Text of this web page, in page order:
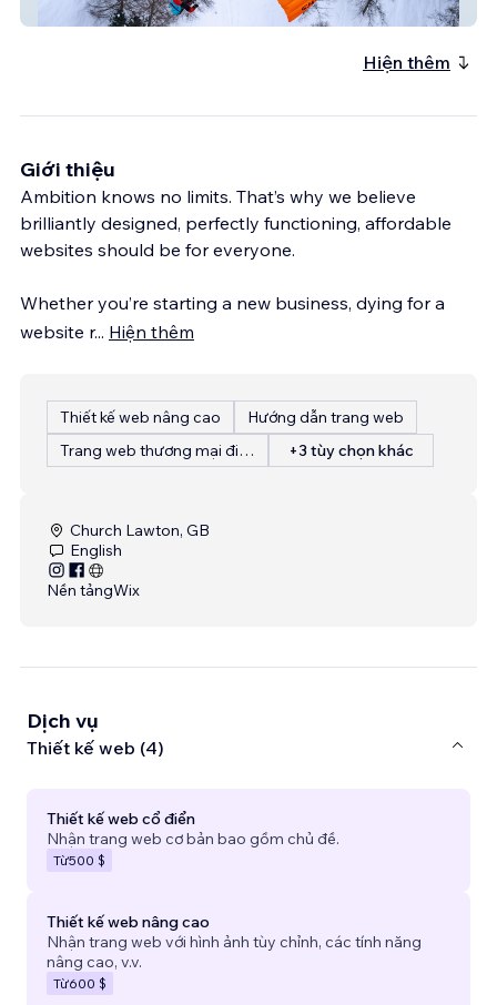
ppg training uk
Hiện thêm
Giới thiệu
Ambition knows no limits. That’s why we believe
brilliantly designed, perfectly functioning, affordable
websites should be for everyone.
Whether you’re starting a new business, dying for a
website r... Hiện thêm
Thiết kế web nâng cao
Hướng dẫn trang web
Trang web thương mại điện tử
+3 tùy chọn khác
Church Lawton, GB
English
Nền tảngWix
Dịch vụ
Thiết kế web (4)
Thiết kế web cổ điển
Nhận trang web cơ bản bao gồm chủ đề.
Từ500 $
Thiết kế web nâng cao
Nhận trang web với hình ảnh tùy chỉnh, các tính năng
nâng cao, v.v.
Từ600 $